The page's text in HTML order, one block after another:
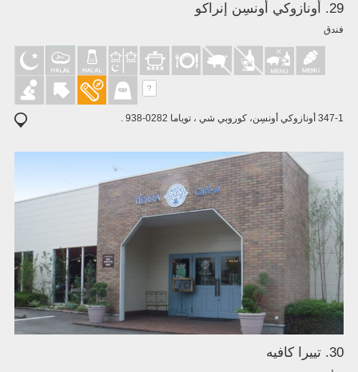
29. أونازوكي أونسِن إنراكو
فندق
?
347-1 أونازوكي أونسِن، كوروبي شي ، توياما 0282-938 .
30. تييرا كافيه